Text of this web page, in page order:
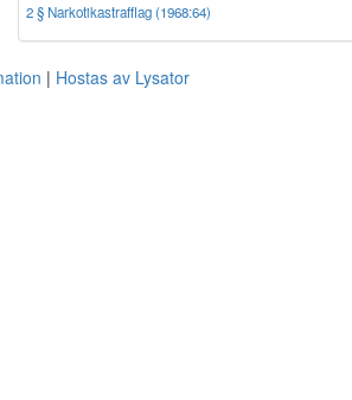
2 § Narkotikastrafflag (1968:64)
Hostas av Lysator